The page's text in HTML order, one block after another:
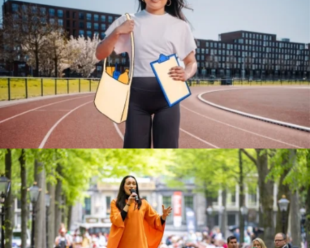
Verwacht: december 2026
Vrijheidsmaaltijd
Voor Vrijheidsmaaltijden op 5 mei die vrijheid een plek
aan tafel geven
Bekijk